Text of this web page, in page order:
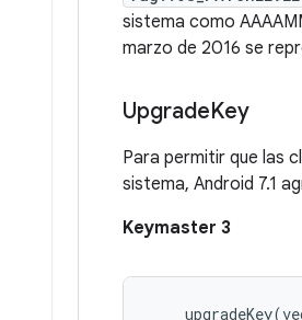
sistema como
marzo de 2016 se
UpgradeKey
Para permitir que las
sistema, Android 7.1
Keymaster 3